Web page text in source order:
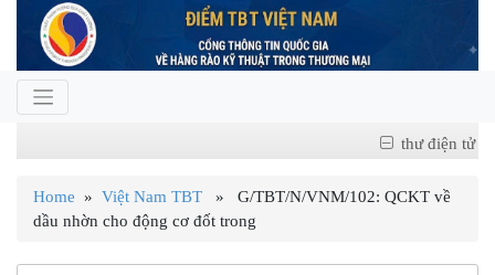
thư điện tử
Home » Việt Nam TBT » G/TBT/N/VNM/102: QCKT về
dầu nhờn cho động cơ đốt trong